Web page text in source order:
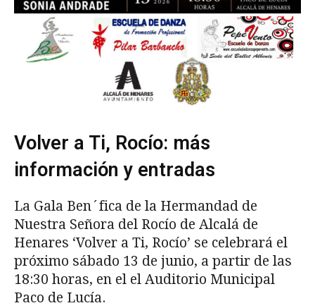
Volver a Ti, Rocío: más
información y entradas
La Gala Ben´fica de la Hermandad de
Nuestra Señora del Rocío de Alcalá de
Henares ‘Volver a Ti, Rocío’ se celebrará el
próximo sábado 13 de junio, a partir de las
18:30 horas, en el el Auditorio Municipal
Paco de Lucía.